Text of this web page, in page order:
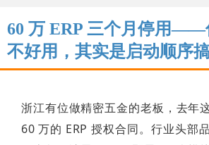
60 万 ERP 三个月停用——
不好用，其实是启动顺序
浙江有位做精密五金的老板，去年
60 万的 ERP 授权合同。行业头部